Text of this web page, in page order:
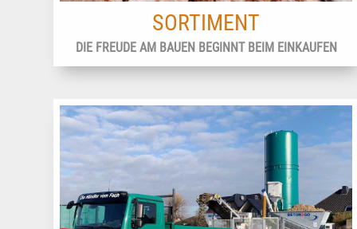
SORTIMENT
DIE FREUDE AM BAUEN BEGINNT BEIM EINKAUFEN